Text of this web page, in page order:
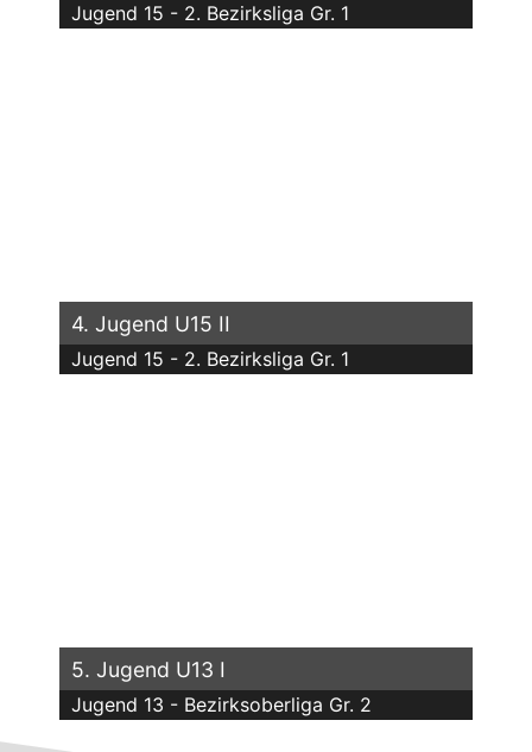
Jugend 15 - 2. Bezirksliga Gr. 1
4. Jugend U15 II
Jugend 15 - 2. Bezirksliga Gr. 1
5. Jugend U13 I
Jugend 13 - Bezirksoberliga Gr. 2